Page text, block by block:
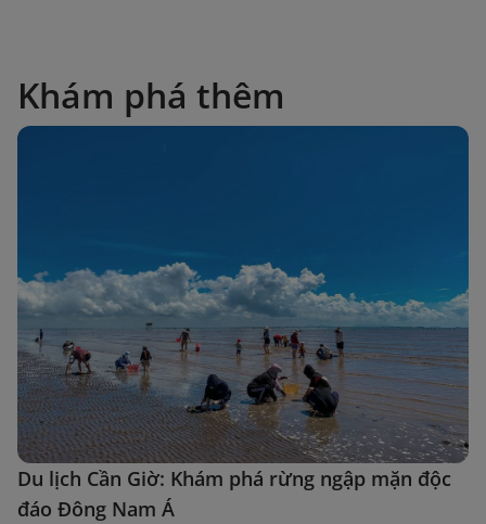
Khám phá thêm
Du lịch Cần Giờ: Khám phá rừng ngập mặn độc
đáo Đông Nam Á